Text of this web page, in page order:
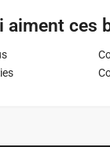
aiment ces